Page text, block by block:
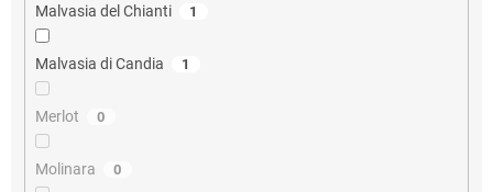
Malvasia del Chianti 1
Malvasia di Candia 1
Merlot 0
Molinara 0